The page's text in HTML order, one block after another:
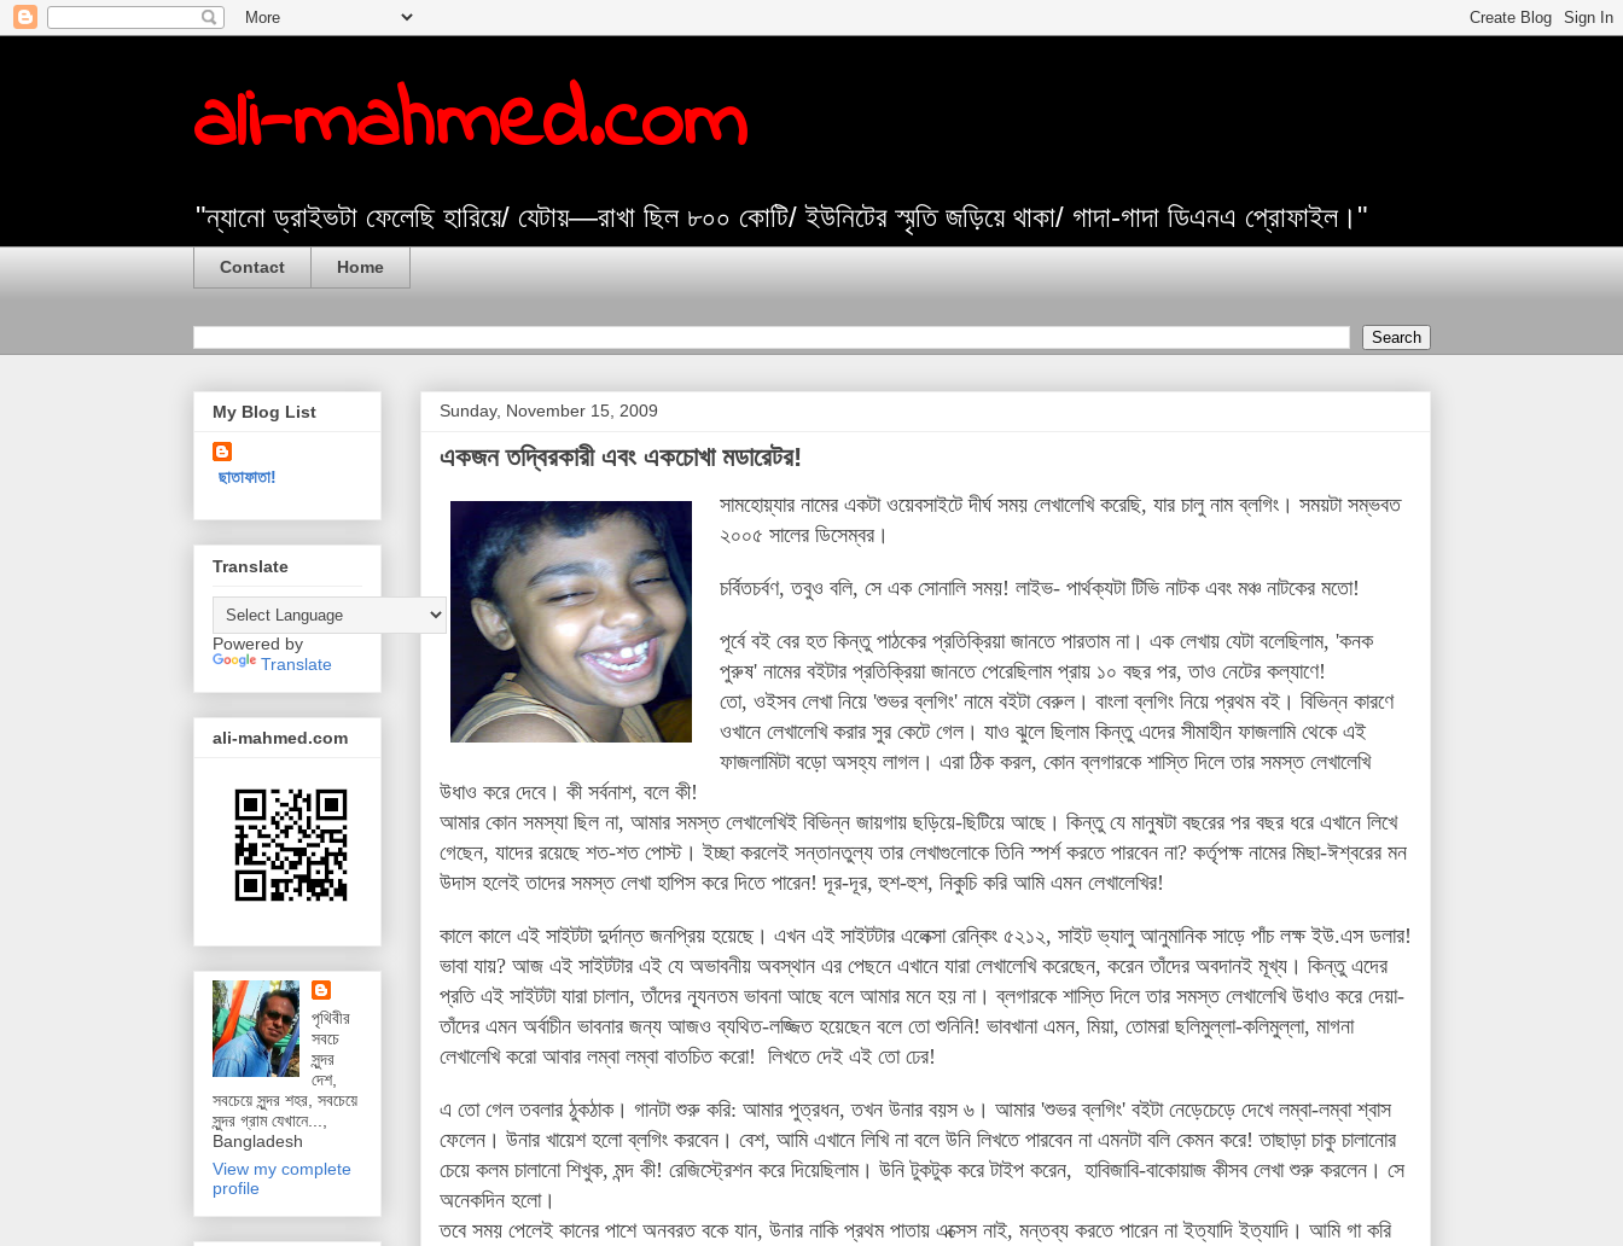
ali-mahmed.com
"ন্যানো ড্রাইভটা ফেলেছি হারিয়ে/ যেটায়—রাখা ছিল ৮০০ কোটি/ ইউনিটের স্মৃতি জড়িয়ে থাকা/ গাদা-গাদা ডিএনএ প্রোফাইল।"
Contact Home
Sunday, November 15, 2009
একজন তদ্বিরকারী এবং একচোখা মডারেটর!
সামহোয়্যার নামের একটা ওয়েবসাইটে দীর্ঘ সময় লেখালেখি করেছি, যার চালু নাম ব্লগিং। সময়টা সম্ভবত
২০০৫ সালের ডিসেম্বর।
চর্বিতচর্বণ, তবুও বলি, সে এক সোনালি সময়! লাইভ- পার্থক্যটা টিভি নাটক এবং মঞ্চ নাটকের মতো!
পূর্বে বই বের হত কিন্তু পাঠকের প্রতিক্রিয়া জানতে পারতাম না। এক লেখায় যেটা বলেছিলাম, 'কনক
পুরুষ' নামের বইটার প্রতিক্রিয়া জানতে পেরেছিলাম প্রায় ১০ বছর পর, তাও নেটের কল্যাণে!
তো, ওইসব লেখা নিয়ে 'শুভর ব্লগিং' নামে বইটা বেরুল। বাংলা ব্লগিং নিয়ে প্রথম বই। বিভিন্ন কারণে
ওখানে লেখালেখি করার সুর কেটে গেল। যাও ঝুলে ছিলাম কিন্তু এদের সীমাহীন ফাজলামি থেকে এই
ফাজলামিটা বড়ো অসহ্য লাগল। এরা ঠিক করল, কোন ব্লগারকে শাস্তি দিলে তার সমস্ত লেখালেখি
উধাও করে দেবে। কী সর্বনাশ, বলে কী!
আমার কোন সমস্যা ছিল না, আমার সমস্ত লেখালেখিই বিভিন্ন জায়গায় ছড়িয়ে-ছিটিয়ে আছে। কিন্তু যে মানুষটা বছরের পর বছর ধরে এখানে লিখে
গেছেন, যাদের রয়েছে শত-শত পোস্ট। ইচ্ছা করলেই সন্তানতুল্য তার লেখাগুলোকে তিনি স্পর্শ করতে পারবেন না? কর্তৃপক্ষ নামের মিছা-ঈশ্বরের মন
উদাস হলেই তাদের সমস্ত লেখা হাপিস করে দিতে পারেন! দূর-দূর, হুশ-হুশ, নিকুচি করি আমি এমন লেখালেখির!
কালে কালে এই সাইটটা দুর্দান্ত জনপ্রিয় হয়েছে। এখন এই সাইটটার এলেক্সা রেন্কিং ৫২১২, সাইট ভ্যালু আনুমানিক সাড়ে পাঁচ লক্ষ ইউ.এস ডলার!
ভাবা যায়? আজ এই সাইটটার এই যে অভাবনীয় অবস্থান এর পেছনে এখানে যারা লেখালেখি করেছেন, করেন তাঁদের অবদানই মূখ্য। কিন্তু এদের
প্রতি এই সাইটটা যারা চালান, তাঁদের ন্যূনতম ভাবনা আছে বলে আমার মনে হয় না।ব্লগারকে শাস্তি দিলে তার সমস্ত লেখালেখি উধাও করে দেয়া-
তাঁদের এমন অর্বাচীন ভাবনার জন্য আজও ব্যথিত-লজ্জিত হয়েছেন বলে তো শুনিনি! ভাবখানা এমন, মিয়া, তোমরা ছলিমুল্লা-কলিমুল্লা, মাগনা
লেখালেখি করো আবার লম্বা লম্বা বাতচিত করো! লিখতে দেই এই তো ঢের!
এ তো গেল তবলার ঠুকঠাক। গানটা শুরু করি: আমার পুত্রধন, তখন উনার বয়স ৬। আমার 'শুভর ব্লগিং' বইটা নেড়েচেড়ে দেখে লম্বা-লম্বা শ্বাস
ফেলেন। উনার খায়েশ হলো ব্লগিং করবেন। বেশ, আমি এখানে লিখি না বলে উনি লিখতে পারবেন না এমনটা বলি কেমন করে! তাছাড়া চাকু চালানোর
চেয়ে কলম চালানো শিখুক, মন্দ কী! রেজিস্ট্রেশন করে দিয়েছিলাম। উনি টুকটুক করে টাইপ করেন, হাবিজাবি-বাকোয়াজ কীসব লেখা শুরু করলেন। সে
অনেকদিন হলো।
তবে সময় পেলেই কানের পাশে অনবরত বকে যান, উনার নাকি প্রথম পাতায় এক্সেস নাই, মন্তব্য করতে পারেন না ইত্যাদি ইত্যাদি। আমি গা করি
My Blog List
ছাতাফাতা!
Translate
Powered by
Translate
ali-mahmed.com
পৃথিবীর
সবচে
সুন্দর
দেশ,
সবচেয়ে সুন্দর শহর, সবচেয়ে
সুন্দর গ্রাম যেখানে...,
Bangladesh
View my complete
profile